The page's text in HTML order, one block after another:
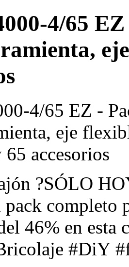
4/65
?SÓLO
pack completo
46% en esta
#DiY